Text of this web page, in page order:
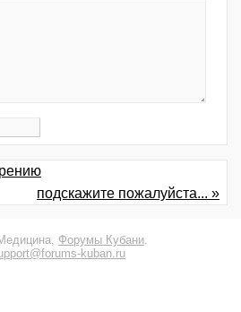
подскажите пожалуйста... »
Форумы Кубани.
kuban.ru